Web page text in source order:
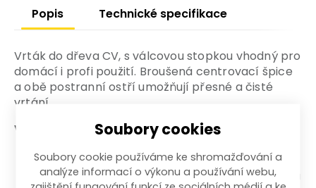
Popis Technické specifikace
Vrták do dřeva CV, s válcovou stopkou vhodný pro
domácí i profi použití. Broušená centrovací špice
a obě postranní ostří umožňují přesné a čisté
vrtání.
Výhody a charakteristické znaky
S válcovou stopkou
Použití: tvrdé i měkké dřevo, dřevotříska a překližka
Soubory cookies
Soubory cookie používáme ke shromažďování a
analýze informací o výkonu a používání webu,